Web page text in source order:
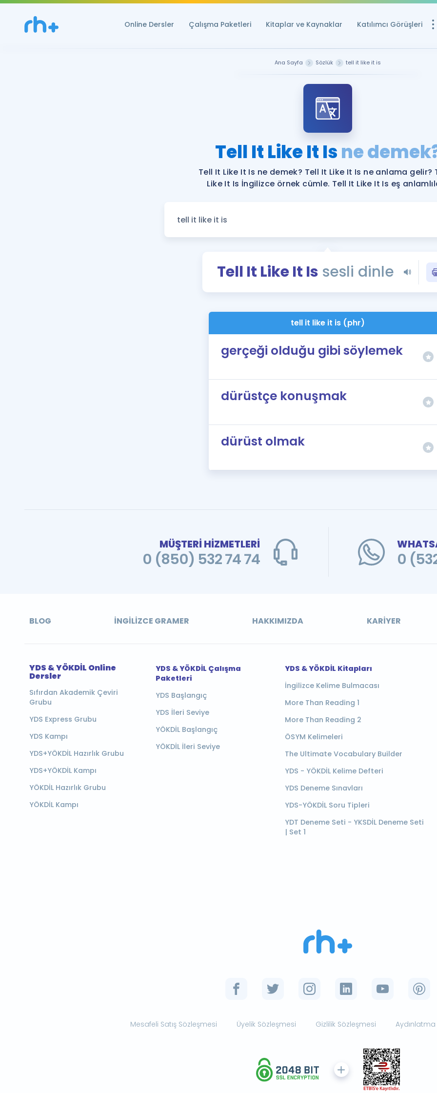
Online Dersler Çalışma Paketleri Kitaplar ve Kaynaklar Katılımcı Görüşleri
Ücretsiz
YDS ve YÖKDİL
YDS ve YÖKDİL'e
Tüm ÖSYM
Blog
YDS - YÖKDİL
İngilizce
Ana Sayfa Sözlük tell it like it is
Tell It Like It Isne
Tell It Like It Is ne demek? Tell It Like It Is ne anlama gelir?
Like It Is İngilizce örnek cümle. Tell It Like It Is eş
Tell It Like It Is sesli dinle
tell it like it is (phr)
gerçeği olduğu gibi söylemek
dürüstçe konuşmak
dürüst olmak
MÜŞTERİ HİZMETLERİ
0 (850) 532 74 74 0
BLOG İNGILIZCE GRAMER HAKKIMIZDA KARIYER
YDS & YÖKDİL Online
Dersler
Sıfırdan Akademik Çeviri
Grubu
YDS Express Grubu
YDS Kampı
YDS+YÖKDİL Hazırlık Grubu
YDS+YÖKDİL Kampı
YÖKDİL Hazırlık Grubu
YÖKDİL Kampı
YDS & YÖKDİL Çalışma
Paketleri
YDS Başlangıç
YDS İleri Seviye
YÖKDİL Başlangıç
YÖKDİL İleri Seviye
YDS & YÖKDİL Kitapları
İngilizce Kelime Bulmacası
More Than Reading 1
More Than Reading 2
ÖSYM Kelimeleri
The Ultimate Vocabulary Builder
YDS - YÖKDİL Kelime Defteri
YDS Deneme Sınavları
YDS-YÖKDİL Soru Tipleri
YDT Deneme Seti - YKSDİL Deneme Seti
| Set 1
Mesafeli Satış Sözleşmesi Üyelik Sözleşmesi Gizlilik Sözleşmesi